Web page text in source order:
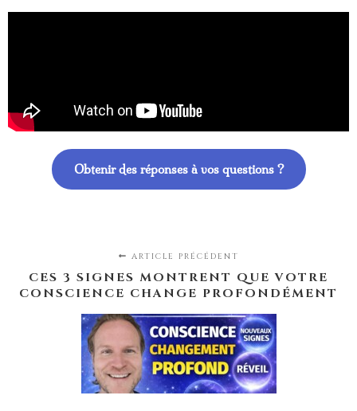
Obtenir des réponses à vos questions ?
ARTICLE PRÉCÉDENT
CES 3 SIGNES MONTRENT QUE VOTRE
CONSCIENCE CHANGE PROFONDÉMENT